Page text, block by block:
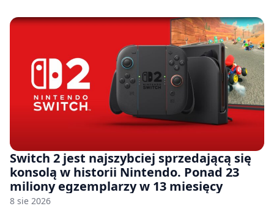
Switch 2 jest najszybciej sprzedającą się
konsolą w historii Nintendo. Ponad 23
miliony egzemplarzy w 13 miesięcy
8 sie 2026